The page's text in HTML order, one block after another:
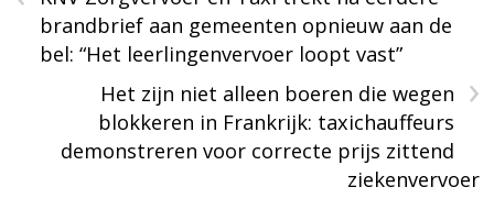
brandbrief aan gemeenten opnieuw aan de
bel: “Het leerlingenvervoer loopt vast”
›
Het zijn niet alleen boeren die wegen
blokkeren in Frankrijk: taxichauffeurs
demonstreren voor correcte prijs zittend
ziekenvervoer